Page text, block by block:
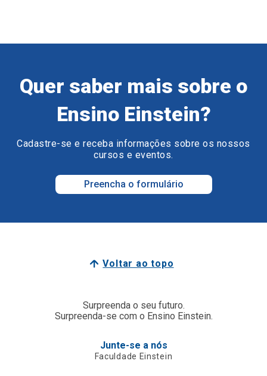
Quer saber mais sobre o
Ensino Einstein?
Cadastre-se e receba informações sobre os nossos
cursos e eventos.
Preencha o formulário
Voltar ao topo
Surpreenda o seu futuro.
Surpreenda-se com o Ensino Einstein.
Junte-se a nós
Faculdade Einstein